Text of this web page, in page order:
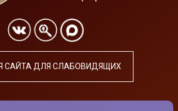
САЙТА ДЛЯ СЛАБОВИДЯЩИХ